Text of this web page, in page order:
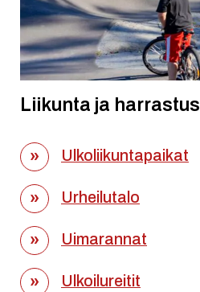
Liikunta ja harrastus
Ulkoliikuntapaikat
Urheilutalo
Uimarannat
Ulkoilureitit